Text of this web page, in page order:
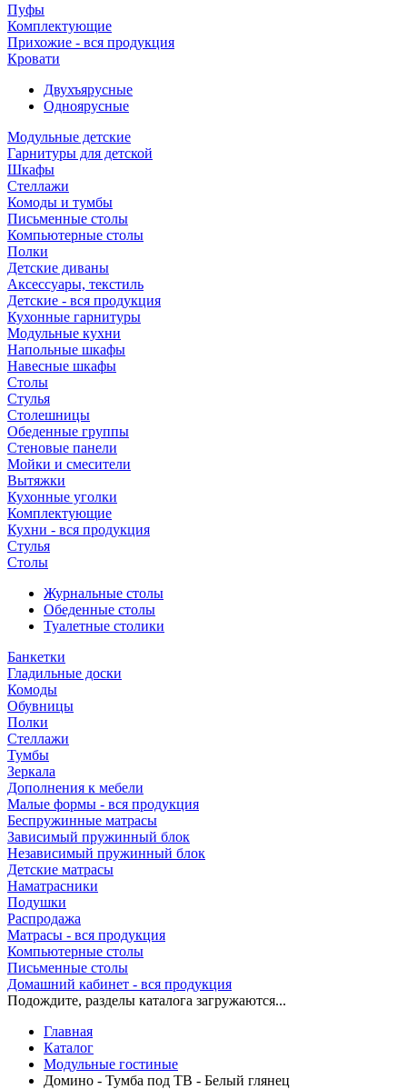
Пуфы
Комплектующие
Прихожие - вся продукция
Кровати
Двухъярусные
Одноярусные
Модульные детские
Гарнитуры для детской
Шкафы
Стеллажи
Комоды и тумбы
Письменные столы
Компьютерные столы
Полки
Детские диваны
Аксессуары, текстиль
Детские - вся продукция
Кухонные гарнитуры
Модульные кухни
Напольные шкафы
Навесные шкафы
Столы
Стулья
Столешницы
Обеденные группы
Стеновые панели
Мойки и смесители
Вытяжки
Кухонные уголки
Комплектующие
Кухни - вся продукция
Стулья
Столы
Журнальные столы
Обеденные столы
Туалетные столики
Банкетки
Гладильные доски
Комоды
Обувницы
Полки
Стеллажи
Тумбы
Зеркала
Дополнения к мебели
Малые формы - вся продукция
Беспружинные матрасы
Зависимый пружинный блок
Независимый пружинный блок
Детские матрасы
Наматрасники
Подушки
Распродажа
Матрасы - вся продукция
Компьютерные столы
Письменные столы
Домашний кабинет - вся продукция
Подождите, разделы каталога загружаются...
Главная
Каталог
Модульные гостиные
Домино - Тумба под ТВ - Белый глянец